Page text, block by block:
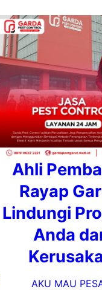
Ahli
Rayap
Lindungi
Anda
AKU MAU